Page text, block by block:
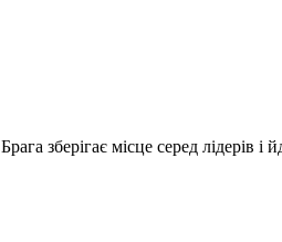
Брага зберігає місце серед лідерів